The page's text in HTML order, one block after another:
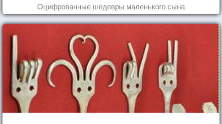
Оцифрованные шедевры маленького сына